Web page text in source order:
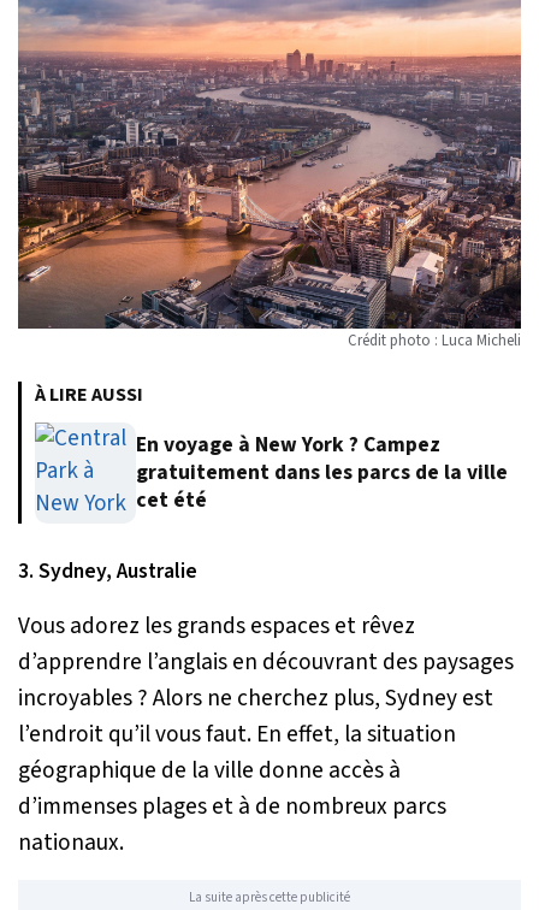
Crédit photo : Luca Micheli
À LIRE AUSSI
En voyage à New York ? Campez
gratuitement dans les parcs de la ville
cet été
3. Sydney, Australie
Vous adorez les grands espaces et rêvez
d’apprendre l’anglais en découvrant des paysages
incroyables ? Alors ne cherchez plus, Sydney est
l’endroit qu’il vous faut. En effet, la situation
géographique de la ville donne accès à
d’immenses plages et à de nombreux parcs
nationaux.
La suite après cette publicité